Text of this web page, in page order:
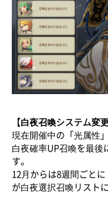
【白夜召喚システム変更
現在開催中の「光属性
白夜確率UP召喚を最後
す。
12月からは8週間ごと
が白夜選択召喚リスト